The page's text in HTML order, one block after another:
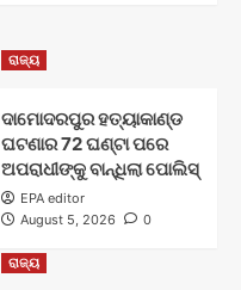
ରାଜ୍ୟ
ଦାମୋଦରପୁର ହତ୍ୟାକାଣ୍ଡ
ଘଟଣାର 72 ଘଣ୍ଟା ପରେ
ଅପରାଧୀଙ୍କୁ ବାନ୍ଧିଲା ପୋଲିସ୍
EPA editor
August 5, 2026
0
ରାଜ୍ୟ